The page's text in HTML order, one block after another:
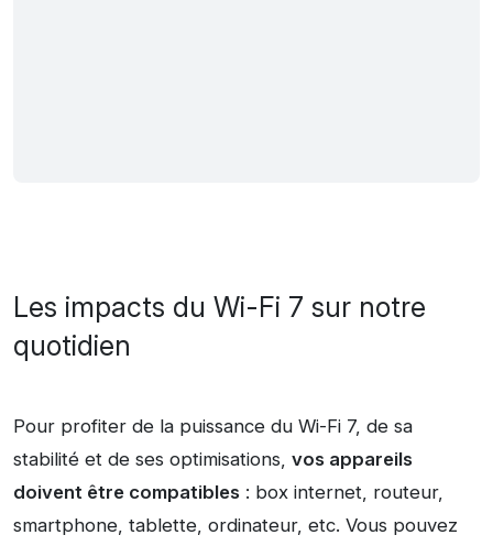
Les impacts du Wi-Fi 7 sur notre
quotidien
Pour profiter de la puissance du Wi-Fi 7, de sa
stabilité et de ses optimisations, vos appareils
doivent être compatibles : box internet, routeur,
smartphone, tablette, ordinateur, etc. Vous pouvez